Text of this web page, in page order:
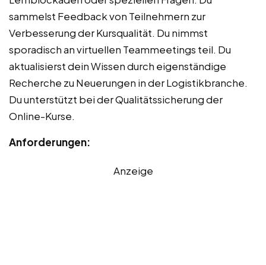
sammelst Feedback von Teilnehmern zur
Verbesserung der Kursqualität. Du nimmst
sporadisch an virtuellen Teammeetings teil. Du
aktualisierst dein Wissen durch eigenständige
Recherche zu Neuerungen in der Logistikbranche.
Du unterstützt bei der Qualitätssicherung der
Online-Kurse.
Anforderungen:
Anzeige